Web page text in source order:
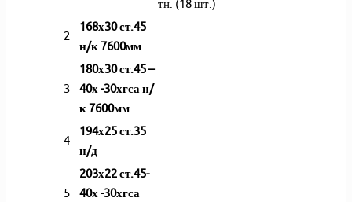
тн. (18 шт.)
2
168х30 ст.45
н/к 7600мм
3
180х30 ст.45 –
40х -30хгса н/
к 7600мм
4
194х25 ст.35
н/д
5
203х22 ст.45-
40х -30хгса